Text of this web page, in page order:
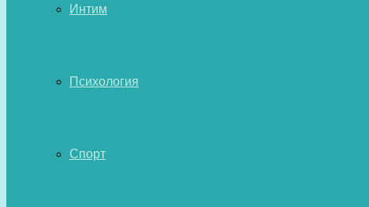
Интим
Психология
Спорт